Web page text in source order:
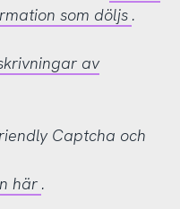
som döljs .
av
Captcha och
här .